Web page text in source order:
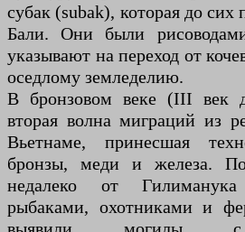
субак (subak), которая до сих
Бали. Они были
указывают на переход от
оседлому земледелию.
В бронзовом веке (III век
вторая волна миграций из
Вьетнаме, принесшая
бронзы, меди и железа.
недалеко от
рыбаками, охотниками и